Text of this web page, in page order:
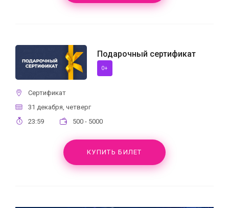
Подарочный сертификат
0+
Сертификат
31 декабря, четверг
23:59
500 - 5000
КУПИТЬ БИЛЕТ